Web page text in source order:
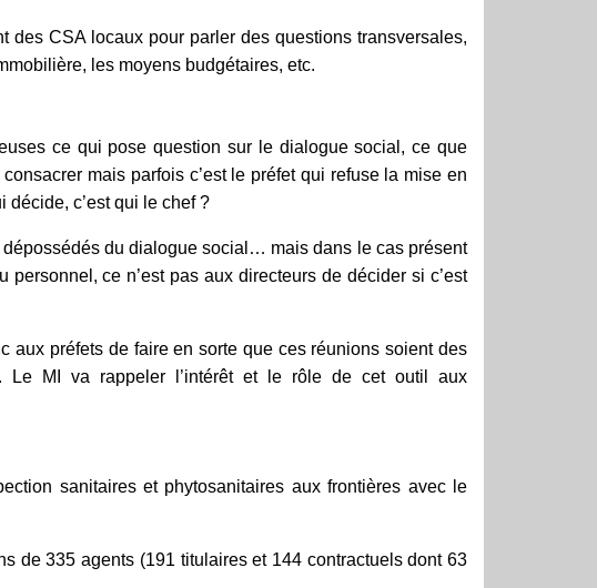
CSA locaux pour parler des questions transversales,
les moyens budgétaires, etc.
ce qui pose question sur le dialogue social, ce que
mais parfois c’est le préfet qui refuse la mise en
c’est qui le chef ?
du dialogue social… mais dans le cas présent
personnel, ce n’est pas aux directeurs de décidersi c’est
aux préfets de faire en sorte que ces réunions soient des
Le MI va rappeler l’intérêt et le rôle de cet outil aux
sanitaires et phytosanitaires aux frontières avec le
de 335 agents (191 titulaires et 144 contractuels dont 63